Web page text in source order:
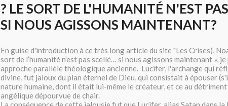
? LE SORT DE L'HUMANITÉ N'EST
SI NOUS AGISSONS MAINTENANT?
En guise d'introduction à ce très long article du site "Les Crises),
sort de l’humanité n’est pas scellé… si nous agissons maintenant »,
approche parallèle théologique ancienne. Lucifer, l'archange qui
divine, fut jaloux du plan éternel de Dieu, qui consistait à épouser
nature humaine, dont il était lui-même le créateur, et ce au
angélique dépourvue de chair.